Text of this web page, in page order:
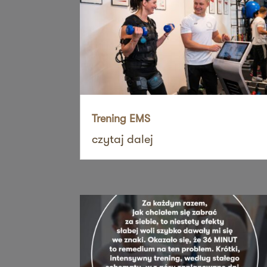
ul. Szubianki 19
63-200 Jarocin
36 MINUT Jaworzno
ul. Katowicka 47
43-603 Jaworzno
36 MINUT Kalisz
36 MINUT Kamionki
ul. Poznańska 117
62-023 Kamionki
Trening EMS
czytaj dalej